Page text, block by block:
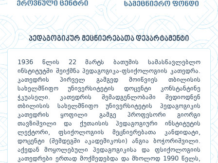
პედაგოგიკურ მეცნიერებათა დეპარტამენტი
1936 წლის 22 მარტს ბათუმის სამასწავლებლო
ინსტიტუტში შეიქმნა პედაგოგიკა-ფსიქოლოგიის კათედრა.
კათედრის პირველ გამგედ მოიწვიეს თბილისის
სახელმწიფო უნივერსიტეტის დოცენტი კონსტანტინე
ჭკუასელი. კათედრის შემადგენლობაში შედიოდნენ
თბილისის სახელმწიფო უნივერსიტეტის პედაგოგიკის
კათედრის ყოფილი გამგე პროფესორი გიორგი
თავზიშვილი და ქუთაისის პედაგოგიური ინსტიტუტის
ლექტორი, ფსიქოლოგიის მეცნიერებათა კანდიდატი,
დოცენტი (შემდეგში აკადემიკოსი) ანგია ბოჭორიშვილი.
აქედან მოყოლებული პედაგოგიკისა და ფსიქოლოგიის
კათედრები ერთად მოქმედებდა და მხოლოდ 1990 წელს,